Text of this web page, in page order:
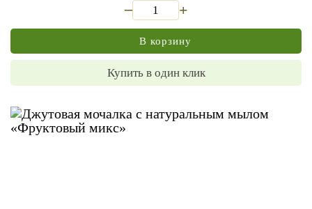
+
В корзину
Купить в один клик